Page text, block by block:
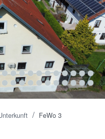
1516171819202122232425
40 41424344454647484950
/ FeWo 3